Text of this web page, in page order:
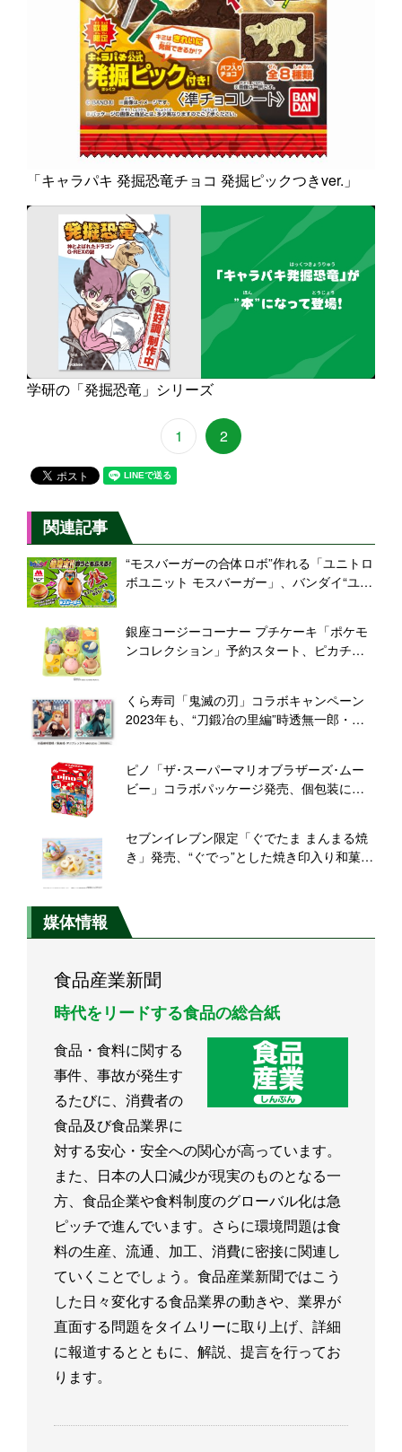
「キャラパキ 発掘恐竜チョコ 発掘ピックつきver.」
学研の「発掘恐竜」シリーズ
1 2
関連記事
“モスバーガーの合体ロボ”作れる「ユニトロ
ボユニット モスバーガー」、バンダイ“ユニ
銀座コージーコーナー プチケーキ「ポケモ
ンコレクション」予約スタート、ピカチュ
くら寿司「鬼滅の刃」コラボキャンペーン
2023年も、“刀鍛冶の里編”時透無一郎・甘
タオル・うちわなど
ピノ「ザ･スーパーマリオブラザーズ･ムー
ビー」コラボパッケージ発売、個包装にス
に
セブンイレブン限定「ぐでたま まんまる焼
き」発売、“ぐでっ”とした焼き印入り和菓
媒体情報
食品産業新聞
時代をリードする食品の総合紙
食品・食料に関する
事件、事故が発生す
るたびに、消費者の
食品及び食品業界に
対する安心・安全への関心が高っています。
また、日本の人口減少が現実のものとなる一
方、食品企業や食料制度のグローバル化は急
ピッチで進んでいます。さらに環境問題は食
料の生産、流通、加工、消費に密接に関連し
ていくことでしょう。食品産業新聞ではこう
した日々変化する食品業界の動きや、業界が
直面する問題をタイムリーに取り上げ、詳細
に報道するとともに、解説、提言を行ってお
ります。